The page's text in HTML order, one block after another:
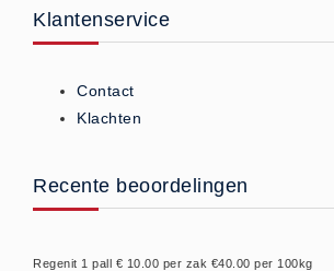
Klantenservice
Contact
Klachten
Recente beoordelingen
Regenit 1 pall € 10.00 per zak €40.00 per 100kg